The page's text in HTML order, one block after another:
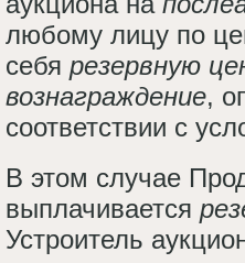
любому лицу по
себя резервную
вознаграждение,
соответствии с
В этом случае
выплачивается
Устроитель